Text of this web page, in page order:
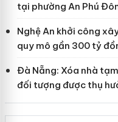
tại phường An Phú
Nghệ An khởi công
quy mô gần 300 tỷ
Đà Nẵng: Xóa nhà
đối tượng được thụ